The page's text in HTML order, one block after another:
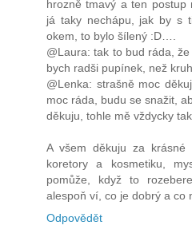
hrozně tmavý a ten postup
já taky nechápu, jak by s
okem, to bylo šílený :D….
@Laura: tak to bud ráda,
bych radši pupínek, než
@Lenka: strašně moc
moc ráda, budu se snažit,
děkuju, tohle mě vždycky
A všem děkuju za
koretory a kosmetiku,
pomůže, když to
alespoň ví, co je dobrý a co
Odpovědět